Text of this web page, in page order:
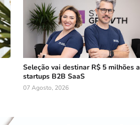
Seleção vai destinar R$ 5 milhões a
startups B2B SaaS
07 Agosto, 2026